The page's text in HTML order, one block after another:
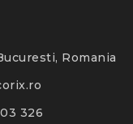
Romania
326